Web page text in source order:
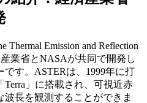
Thermal Emission and Reflection
業省とNASAが共同で開発し
す。 ASTERは、 1999年に打
Terra 」に搭載され、可視近赤
長を観測することができま